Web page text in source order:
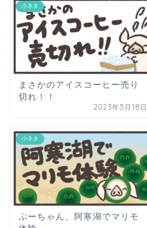
小ネタ
まさかのアイスコーヒー売り
切れ！！
2023年5月18日
小ネタ
ぷーちゃん、阿寒湖でマリモ